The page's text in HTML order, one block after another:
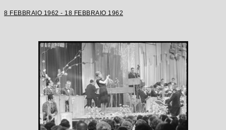
8 FEBBRAIO 1962 - 18 FEBBRAIO 1962